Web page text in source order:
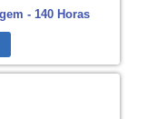
- 140 Horas